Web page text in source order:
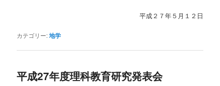
平成２７年５月１２日
カテゴリー:地学
平成27年度理科教育研究発表会